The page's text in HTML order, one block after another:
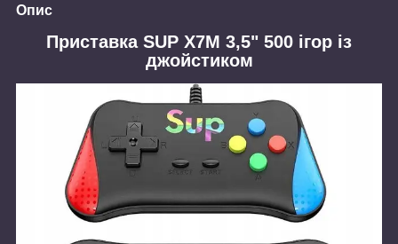
Опис
Приставка SUP X7M 3,5" 500 ігор із
джойстиком